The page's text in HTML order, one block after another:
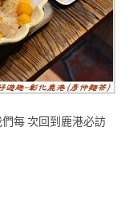
每 次回到鹿港必訪